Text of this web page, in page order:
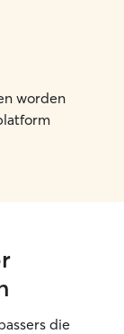
worden
die